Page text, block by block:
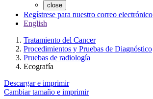
close
Regístrese para nuestro correo electrónico
English
Tratamiento del Cancer
Procedimientos y Pruebas de Diagnóstico
Pruebas de radiología
Ecografía
Descargar e imprimir
Cambiar tamaño e imprimir